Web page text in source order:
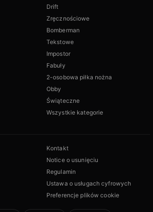
Drift
Zręcznościowe
Bomberman
Tekstowe
Impostor
Fabuły
2-osobowa piłka nożna
Obby
Świąteczne
Wszystkie kategorie
Kontakt
Notice o usunięciu
Regulamin
Ustawa o usługach cyfrowych
Preferencje plików cookie